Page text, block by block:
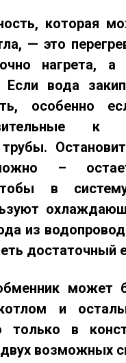
, которая
— это
нагрета, а
вода
особенно
к
–
в
из
достаточный
может
и
в
возможных